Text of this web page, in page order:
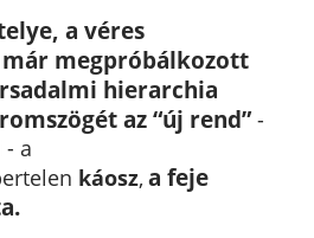
a véres
megpróbálkozott
hierarchia
az “új rend”-
- a
káosz, a feje